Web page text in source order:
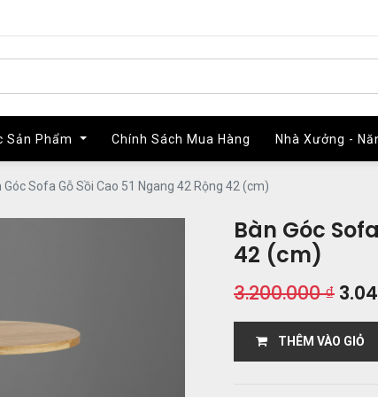
Sản Phẩm Chính Sách Mua Hàng Nhà Xưởng -
Sản Phẩm Chính Sách Mua Hàng Nhà Xưởng -
Góc Sofa Gỗ Sồi Cao 51 Ngang 42 Rộng 42 (cm)
Bàn Góc
42 (cm)
3.200.000₫
THÊM VÀO GIỎ